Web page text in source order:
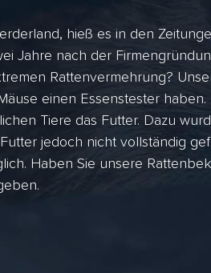
hieß es in den
Jahre nach der
Rattenvermehrung?
einen Essenstester
Tiere das Futter. Dazu
jedoch nicht vollständig
Haben Sie unsere